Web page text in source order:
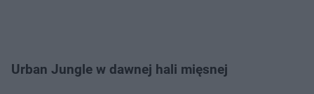
Urban Jungle w dawnej hali mięsnej